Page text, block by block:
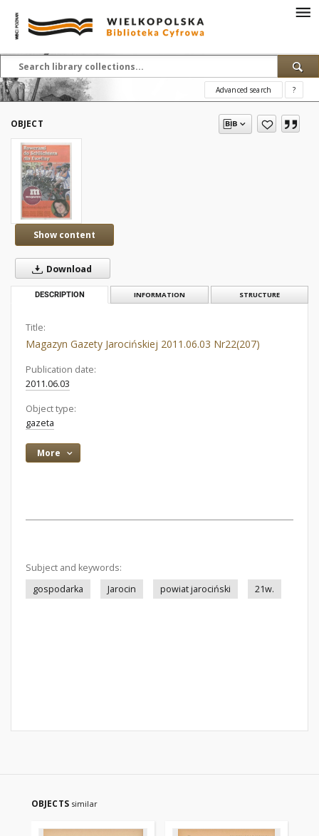
Advanced search ?
OBJECT
Show content
Download
DESCRIPTION INFORMATION STRUCTURE
Title:
Magazyn Gazety Jarocińskiej 2011.06.03 Nr22(207)
Publication date:
2011.06.03
Object type:
gazeta
More
Subject and keywords:
gospodarka
Jarocin powiat jarociński 21w.
OBJECTS similar